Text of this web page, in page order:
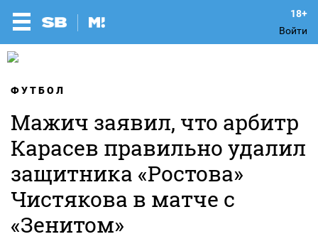
Войти
ФУТБОЛ
Мажич заявил, что арбитр
Карасев правильно удалил
защитника «Ростова»
Чистякова в матче с
«Зенитом»